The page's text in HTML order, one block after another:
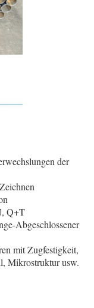
der
Q+T
Abgeschlossener
mit Zugfestigkeit,
Mikrostruktur usw.